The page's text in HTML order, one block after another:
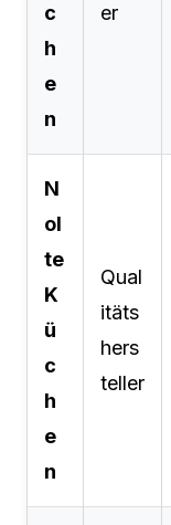
c
h
e
n
er
N
ol
te
K
ü
c
h
e
n
Qual
itäts
hers
teller